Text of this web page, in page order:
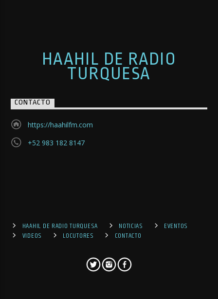
HAAHIL DE RADIO
TURQUESA
CONTACTO
https://haahilfm.com
+52 983 182 8147
HAAHIL DE RADIO TURQUESA NOTICIAS
EVENTOS
VIDEOS
LOCUTORES CONTACTO